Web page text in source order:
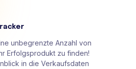
unbegrenzte Anzahl von
Erfolgsprodukt zu finden!
in die Verkaufsdaten